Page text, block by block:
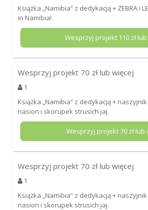
Książka „Namibia” z dedykacją + ZEBRA i
in Namibia!
Wesprzyj projekt 110zł
Wesprzyj projekt 70 zł lub więcej
1
Książka „Namibia” z dedykacją +
nasion i skorupek strusich jaj.
Wesprzyj projekt70 zł lub
Wesprzyj projekt 70 zł lub więcej
1
Książka „Namibia” z dedykacją +
nasion i skorupek strusich jaj.